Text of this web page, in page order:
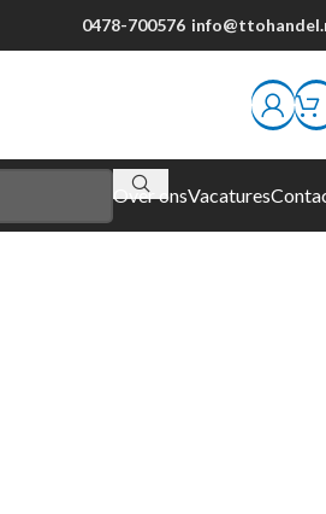
0478-700576
Over onsVacatures